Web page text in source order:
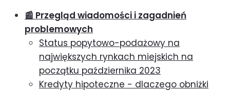
📰 Przegląd wiadomości i zagadnień
problemowych
Status popytowo-podażowy na
największych rynkach miejskich na
początku października 2023
Kredyty hipoteczne - dlaczego obniżki